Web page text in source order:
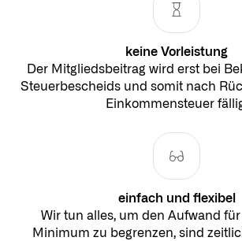
keine Vorleistung
Der Mitgliedsbeitrag wird erst bei
Steuerbescheids und somit nach
Einkommensteuer
einfach und flexibel
Wir tun alles, um den Aufwand
Minimum zu begrenzen, sind